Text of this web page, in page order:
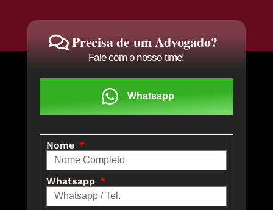
Precisa de um Advogado?
Fale com o nosso time!
Whatsapp
Nome
Whatsapp